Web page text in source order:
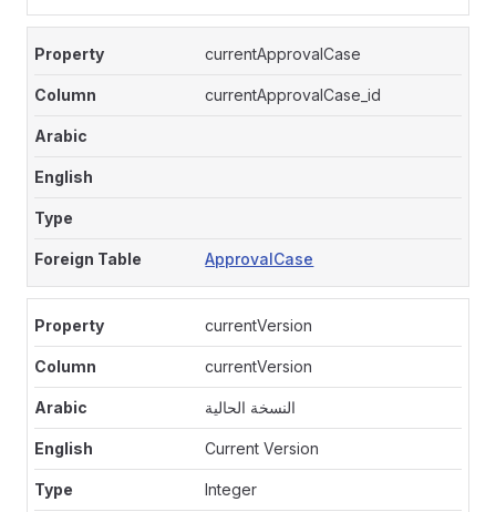
currentApprovalCase
currentApprovalCase_id
ApprovalCase
currentVersion
currentVersion
النسخة الحالية
Current Version
Integer